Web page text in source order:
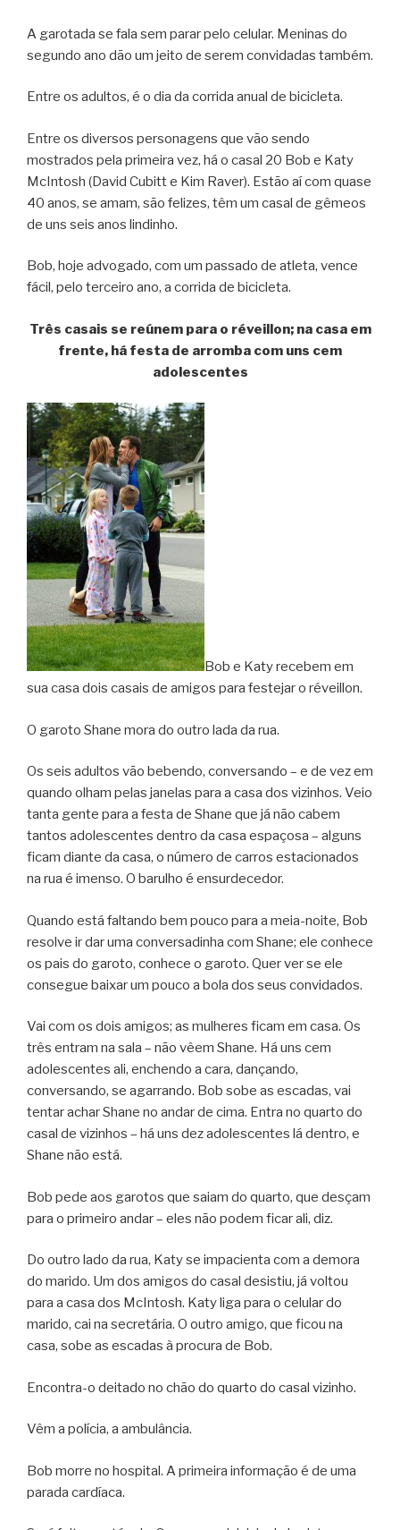
A garotada se fala sem parar pelo celular. Meninas do
segundo ano dão um jeito de serem convidadas também.
Entre os adultos, é o dia da corrida anual de bicicleta.
Entre os diversos personagens que vão sendo
mostrados pela primeira vez, há o casal 20 Bob e Katy
McIntosh (David Cubitt e Kim Raver). Estão aí com quase
40 anos, se amam, são felizes, têm um casal de gêmeos
de uns seis anos lindinho.
Bob, hoje advogado, com um passado de atleta, vence
fácil, pelo terceiro ano, a corrida de bicicleta.
Três casais se reúnem para o réveillon; na casa em
frente, há festa de arromba com uns cem
adolescentes
Bob e Katy recebem em
sua casa dois casais de amigos para festejar o réveillon.
O garoto Shane mora do outro lada da rua.
Os seis adultos vão bebendo, conversando – e de vez em
quando olham pelas janelas para a casa dos vizinhos. Veio
tanta gente para a festa de Shane que já não cabem
tantos adolescentes dentro da casa espaçosa – alguns
ficam diante da casa, o número de carros estacionados
na rua é imenso. O barulho é ensurdecedor.
Quando está faltando bem pouco para a meia-noite, Bob
resolve ir dar uma conversadinha com Shane; ele conhece
os pais do garoto, conhece o garoto. Quer ver se ele
consegue baixar um pouco a bola dos seus convidados.
Vai com os dois amigos; as mulheres ficam em casa. Os
três entram na sala – não vêem Shane. Há uns cem
adolescentes ali, enchendo a cara, dançando,
conversando, se agarrando. Bob sobe as escadas, vai
tentar achar Shane no andar de cima. Entra no quarto do
casal de vizinhos – há uns dez adolescentes lá dentro, e
Shane não está.
Bob pede aos garotos que saiam do quarto, que desçam
para o primeiro andar – eles não podem ficar ali, diz.
Do outro lado da rua, Katy se impacienta com a demora
do marido. Um dos amigos do casal desistiu, já voltou
para a casa dos McIntosh. Katy liga para o celular do
marido, cai na secretária. O outro amigo, que ficou na
casa, sobe as escadas à procura de Bob.
Encontra-o deitado no chão do quarto do casal vizinho.
Vêm a polícia, a ambulância.
Bob morre no hospital. A primeira informação é de uma
parada cardíaca.